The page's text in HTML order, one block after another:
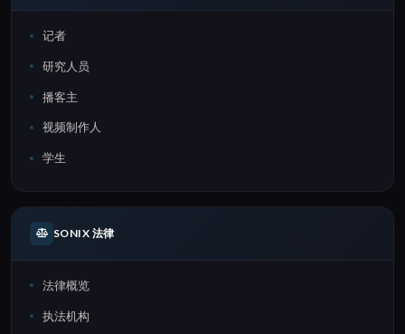
记者
研究人员
播客主
视频制作人
学生
SONIX 法律
法律概览
执法机构